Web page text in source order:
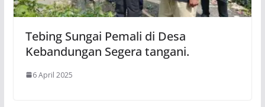
Tebing Sungai Pemali di Desa
Kebandungan Segera tangani.
6 April 2025